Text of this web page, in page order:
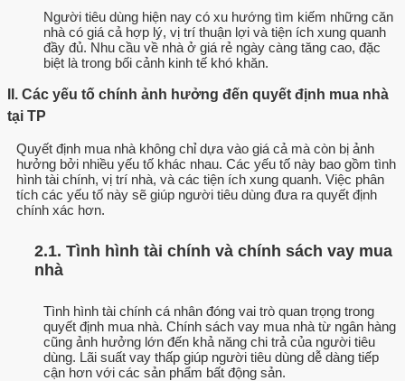
Người tiêu dùng hiện nay có xu hướng tìm kiếm những căn
nhà có giá cả hợp lý, vị trí thuận lợi và tiện ích xung quanh
đầy đủ. Nhu cầu về nhà ở giá rẻ ngày càng tăng cao, đặc
biệt là trong bối cảnh kinh tế khó khăn.
II. Các yếu tố chính ảnh hưởng đến quyết định mua nhà
tại TP
Quyết định mua nhà không chỉ dựa vào giá cả mà còn bị ảnh
hưởng bởi nhiều yếu tố khác nhau. Các yếu tố này bao gồm tình
hình tài chính, vị trí nhà, và các tiện ích xung quanh. Việc phân
tích các yếu tố này sẽ giúp người tiêu dùng đưa ra quyết định
chính xác hơn.
2.1. Tình hình tài chính và chính sách vay mua
nhà
Tình hình tài chính cá nhân đóng vai trò quan trọng trong
quyết định mua nhà. Chính sách vay mua nhà từ ngân hàng
cũng ảnh hưởng lớn đến khả năng chi trả của người tiêu
dùng. Lãi suất vay thấp giúp người tiêu dùng dễ dàng tiếp
cận hơn với các sản phẩm bất động sản.